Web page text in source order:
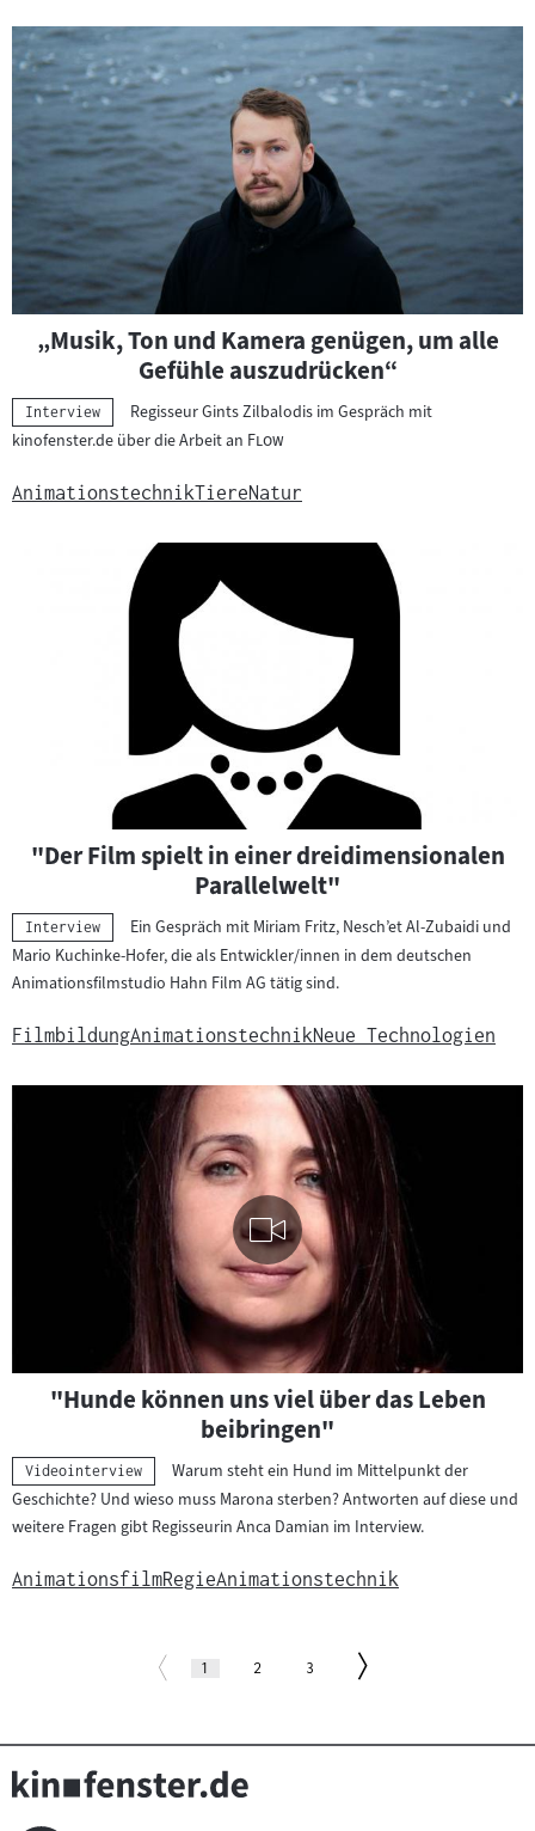
r
i
c
h
t
s
m
r
i
a
l
:
„Musik, Ton und Kamera genügen, um alle
Gefühle auszudrücken“
Kategorie:
Interview
Regisseur Gints Zilbalodis im Gespräch mit
kinofenster.de über die Arbeit an "Flow"
AnimationstechnikTiereNatur
"Der Film spielt in einer dreidimensionalen
Parallelwelt"
Kategorie:
Interview
Ein Gespräch mit Miriam Fritz, Nesch’et Al-Zubaidi und
Mario Kuchinke-Hofer, die als Entwickler/innen in dem deutschen
Animationsfilmstudio Hahn Film AG tätig sind.
FilmbildungAnimationstechnikNeue Technologien
Visuelle
Inhalte"Hunde können uns viel über das Leben
beibringen"
Kategorie:
Videointerview
Warum steht ein Hund im Mittelpunkt der
Geschichte? Und wieso muss Marona sterben? Antworten auf diese und
weitere Fragen gibt Regisseurin Anca Damian im Interview.
AnimationsfilmRegieAnimationstechnik
Paginierung
ZurSeite
1 (aktuelle
Seite
2 Seite
3
Zur